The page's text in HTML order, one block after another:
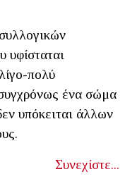
πολύ
ένα σώμα
υπόκειται άλλων
Συνεχίστε...